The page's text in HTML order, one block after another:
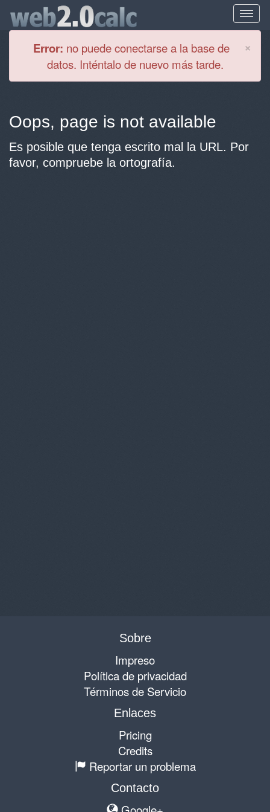
×
Error: no puede conectarse a la base de
datos. Inténtalo de nuevo más tarde.
Oops, page is not available
Es posible que tenga escrito mal la URL. Por
favor, compruebe la ortografía.
Sobre
Impreso
Política de privacidad
Términos de Servicio
Enlaces
Pricing
Credits
Reportar un problema
Contacto